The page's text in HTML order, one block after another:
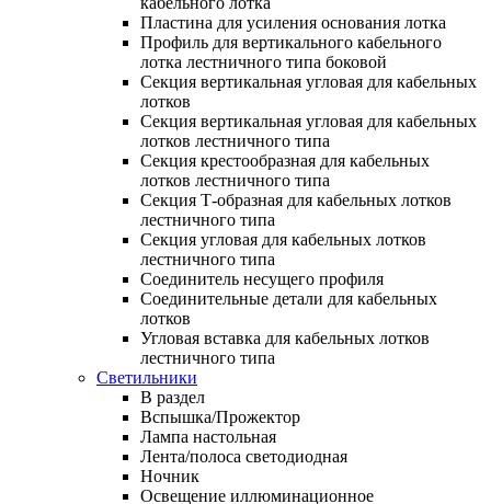
Пластина для усиления основания лотка
Профиль для вертикального кабельного
лотка лестничного типа боковой
Секция вертикальная угловая для кабельных
лотков
Секция вертикальная угловая для кабельных
лотков лестничного типа
Секция крестообразная для кабельных
лотков лестничного типа
Секция Т-образная для кабельных лотков
лестничного типа
Секция угловая для кабельных лотков
лестничного типа
Соединитель несущего профиля
Соединительные детали для кабельных
лотков
Угловая вставка для кабельных лотков
лестничного типа
Светильники
В раздел
Вспышка/Прожектор
Лампа настольная
Лента/полоса светодиодная
Ночник
Освещение иллюминационное